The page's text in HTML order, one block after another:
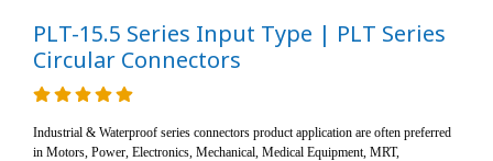
PLT-15.5 Series Input Type | PLT Series
Circular Connectors
Industrial & Waterproof series connectors product application are often preferred
in Motors, Power, Electronics, Mechanical, Medical Equipment, MRT,